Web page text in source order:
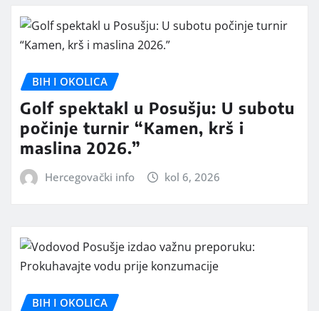
BIH I OKOLICA
Golf spektakl u Posušju: U subotu
počinje turnir “Kamen, krš i
maslina 2026.”
Hercegovački info kol 6, 2026
BIH I OKOLICA